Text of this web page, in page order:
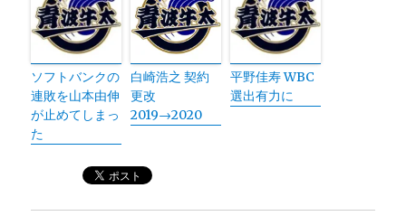
ソフトバンクの
連敗を山本由伸
が止めてしまっ
た
白崎浩之 契約
更改
2019→2020
平野佳寿 WBC
選出有力に